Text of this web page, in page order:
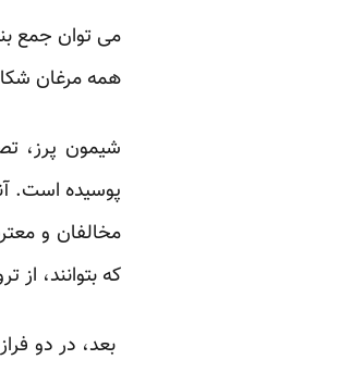
می توان جمع
همه مرغان
شیمون پرز،
پوسیده است.
مخالفان و
که بتوانند، از
بعد، در دو